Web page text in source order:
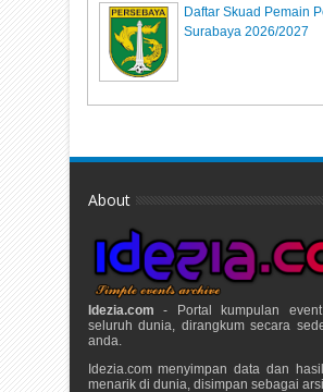
Daftar Skuad Pemain
Surabaya 2026/2027
About
Idezia.com - Portal kumpulan
seluruh dunia, dirangkum secara
anda.
Idezia.com menyimpan data dan
menarik di dunia, disimpan sebagai